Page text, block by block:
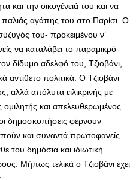
και την οικογένειά του και να
παλιάς αγάπης του στο Παρίσι. Ο
του- προκειμένου ν’
να καταλάβει το παραμικρό-
δίδυμο αδελφό του, Τζιοβάνι,
αντίθετο πολιτικά. Ο Τζιοβάνι
αλλά απόλυτα ειλικρινής με
ομιλητής και απελευθερωμένος
δημοσκοπήσεις φέρνουν
και συναντά πρωτοφανείς
του δημόσια και ιδιωτική
Μήπως τελικά ο Τζιοβάνι έχει